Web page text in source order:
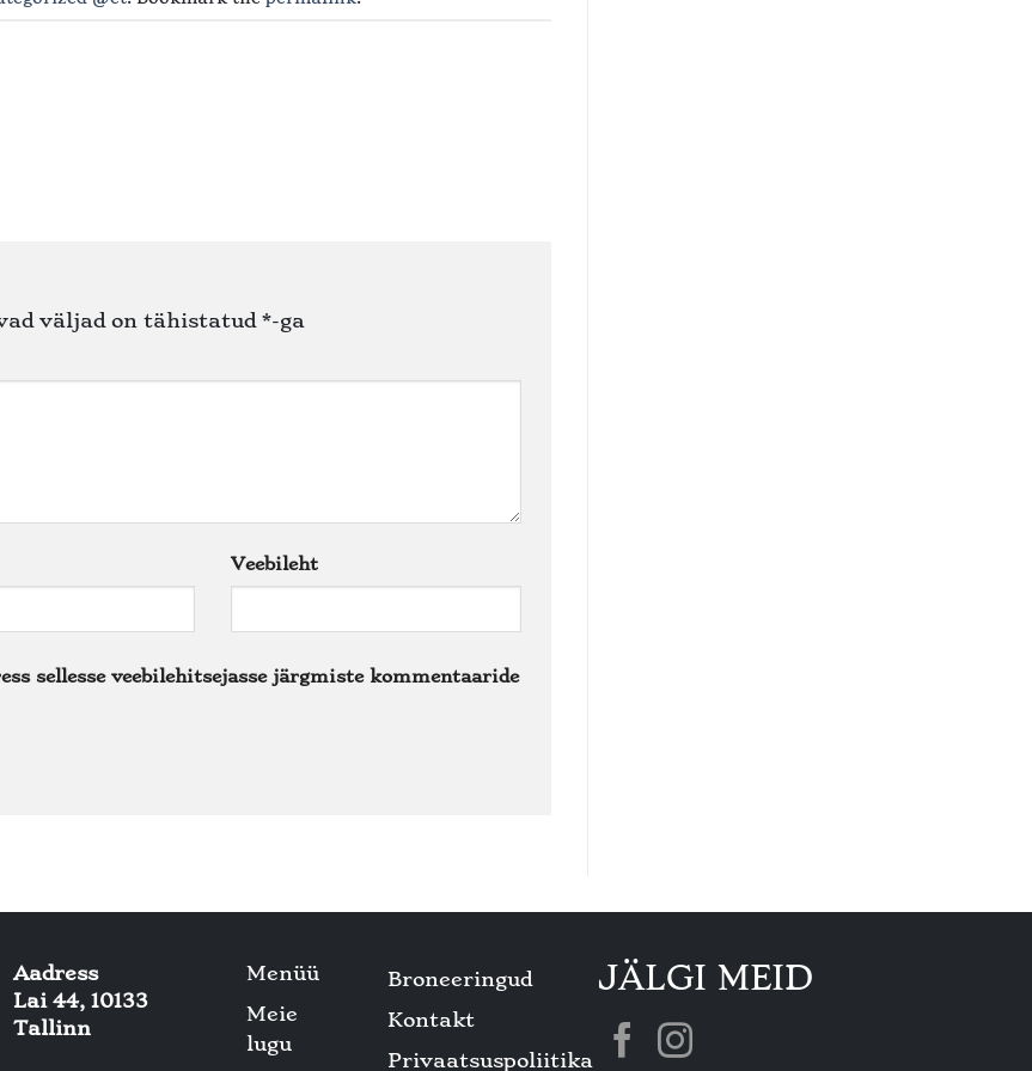
väljad on tähistatud *-ga
Veebileht
sellesse veebilehitsejasse järgmiste kommentaaride
Aadress
Lai 44, 10133
Tallinn
Menüü
Meie
lugu
Broneeringud
Kontakt
Privaatsuspoliitika
JÄLGI MEID